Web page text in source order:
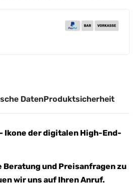
DatenProduktsicherheit
Ikone der digitalen High-End-
Beratung und Preisanfragen zu
wir uns auf Ihren Anruf.